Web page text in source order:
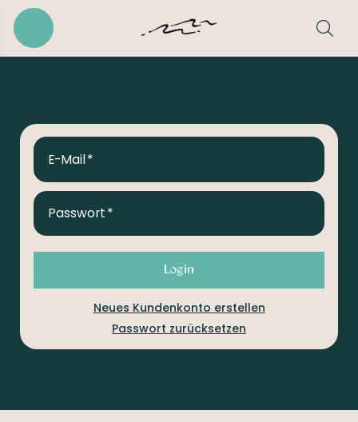
E-Mail
Passwort
Login
Neues Kundenkonto erstellen
Passwort zurücksetzen